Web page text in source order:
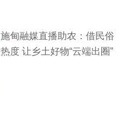
施甸融媒直播助农：借民俗
热度 让乡土好物“云端出圈”